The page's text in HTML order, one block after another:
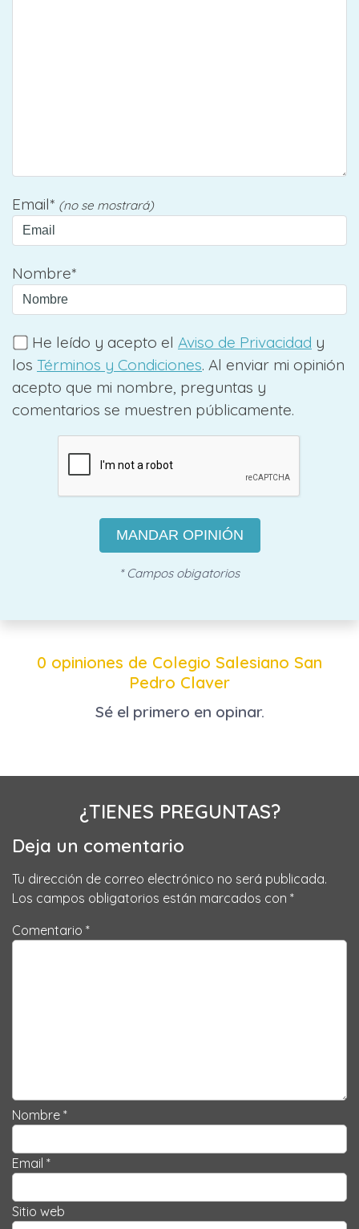
Email* (no se mostrará)
Nombre*
He leído y acepto el Aviso de Privacidad y
los Términos y Condiciones. Al enviar mi opinión
acepto que mi nombre, preguntas y
comentarios se muestren públicamente.
MANDAR OPINIÓN
* Campos obigatorios
0 opiniones de Colegio Salesiano San
Pedro Claver
Sé el primero en opinar.
¿TIENES PREGUNTAS?
Deja un comentario
Tu dirección de correo electrónico no será publicada.
Los campos obligatorios están marcados con *
Comentario *
Nombre *
Email *
Sitio web